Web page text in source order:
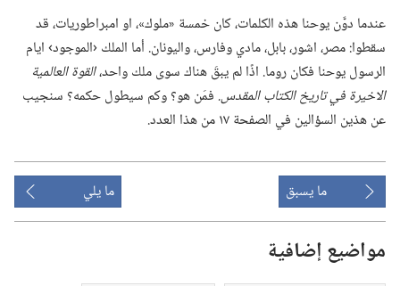
عندما دوَّن يوحنا هذه الكلمات،‏ كان خمسة «ملوك»،‏ او امبراطوريات،‏ قد
سقطوا:‏ مصر،‏ اشور،‏ بابل،‏ مادي وفارس،‏ واليونان.‏ أما الملك ‹الموجود› ايام
الرسول يوحنا فكان روما.‏ اذًا لم يبقَ هناك سوى ملك واحد،‏القوة العالمية
الاخيرة في تاريخ الكتاب المقدس.‏ فمَن هو؟‏ وكم سيطول حكمه؟‏ سنجيب
عن هذين السؤالين في الصفحة ١٧ من هذا العدد.‏
ما يسبق ما يلي
مواضيع إضافية